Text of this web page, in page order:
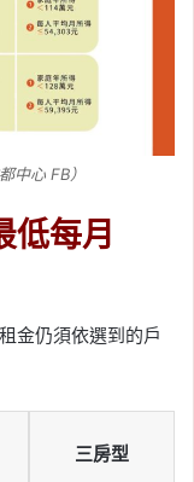
中心 FB）
低每月
金仍須依選到的戶
三房型